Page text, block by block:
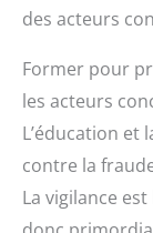
des acteurs
Former pour
les acteurs
L’éducation et
contre la
La vigilance